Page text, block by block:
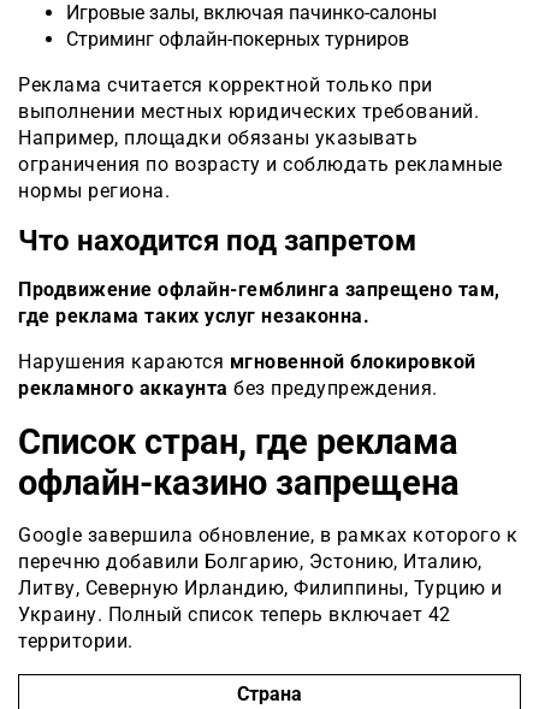
Игровые залы, включая пачинко-салоны
Стриминг офлайн-покерных турниров
Реклама считается корректной только при
выполнении местных юридических требований.
Например, площадки обязаны указывать
ограничения по возрасту и соблюдать рекламные
нормы региона.
Что находится под запретом
Продвижение офлайн-гемблинга запрещено там,
где реклама таких услуг незаконна.
Нарушения караются мгновенной блокировкой
рекламного аккаунта без предупреждения.
Список стран, где реклама
офлайн-казино запрещена
Google завершила обновление, в рамках которого к
перечню добавили Болгарию, Эстонию, Италию,
Литву, Северную Ирландию, Филиппины, Турцию и
Украину. Полный список теперь включает 42
территории.
Страна